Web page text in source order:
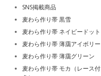
SNS掲載商品
麦わら作り帯 黒雪
麦わら作り帯 ネイビードット
麦わら作り帯 薄靄アイボリー
麦わら作り帯 薄靄グリーン
麦わら作り帯 モカ（レース付